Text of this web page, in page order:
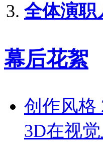
全体演职
幕后花絮
创作风格
3D在视